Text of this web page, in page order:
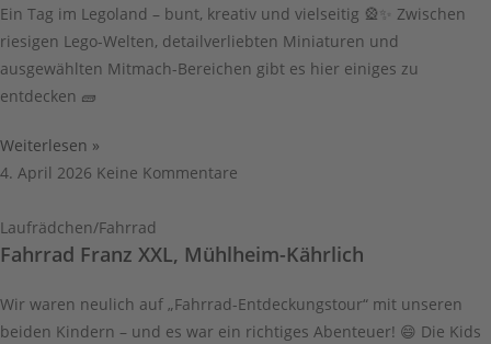
Ein Tag im Legoland – bunt, kreativ und vielseitig 🎡✨ Zwischen
riesigen Lego-Welten, detailverliebten Miniaturen und
ausgewählten Mitmach-Bereichen gibt es hier einiges zu
entdecken 🧱
Weiterlesen »
4. April 2026 Keine Kommentare
Laufrädchen/Fahrrad
Fahrrad Franz XXL, Mühlheim-Kährlich
Wir waren neulich auf „Fahrrad-Entdeckungstour“ mit unseren
beiden Kindern – und es war ein richtiges Abenteuer! 😄 Die Kids